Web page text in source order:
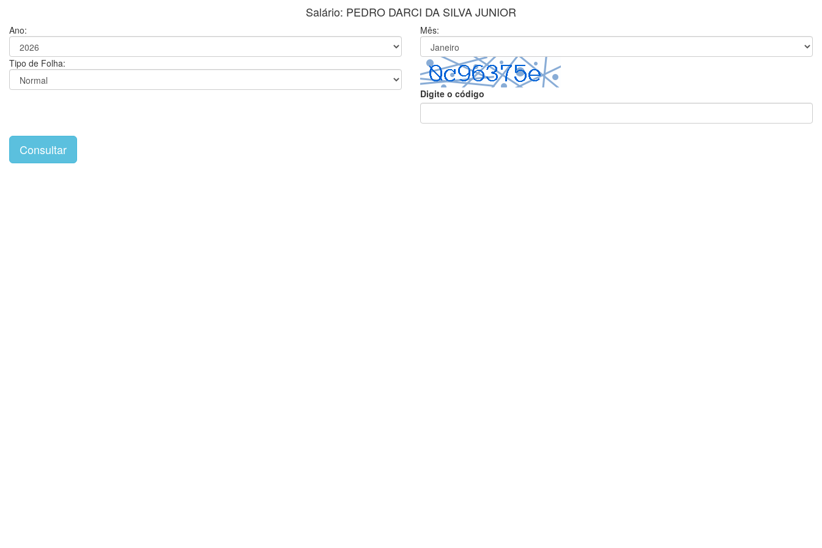
Salário: PEDRO DARCI DA SILVA JUNIOR
Ano: Mês:
Tipo de Folha:
Digite o código